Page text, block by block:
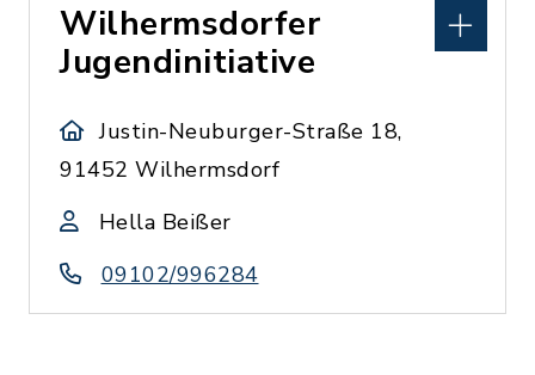
Wilhermsdorfer
Jugendinitiative
Justin-Neuburger-Straße 18,
91452 Wilhermsdorf
Hella Beißer
09102/996284